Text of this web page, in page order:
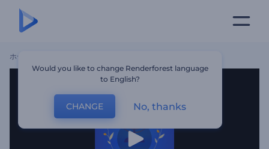
ホーム
Would you like to change Renderforest language
to English?
CHANGE No, thanks